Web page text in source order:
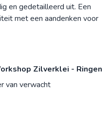
en gedetailleerd uit. Een
met een aandenken voor
Zilverklei - Ringen
van verwacht